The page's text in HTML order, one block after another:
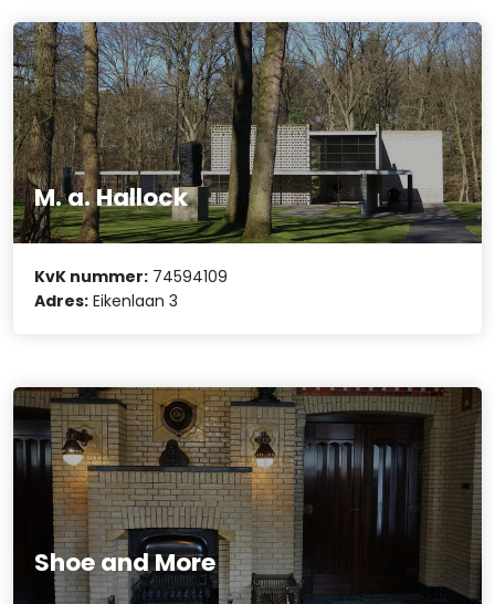
M. a. Hallock
KvK nummer: 74594109
Adres: Eikenlaan 3
Shoe and More